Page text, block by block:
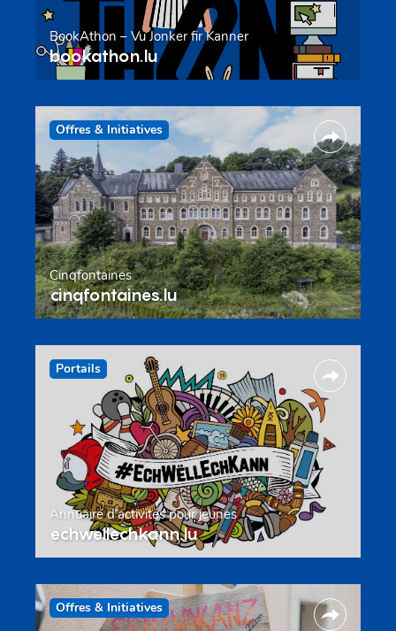
BookAthon – Vu Jonker fir Kanner
bookathon.lu
Offres & Initiatives
Cinqfontaines
cinqfontaines.lu
Portails
Annuaire d’activités pour jeunes
echwellechkann.lu
Offres & Initiatives